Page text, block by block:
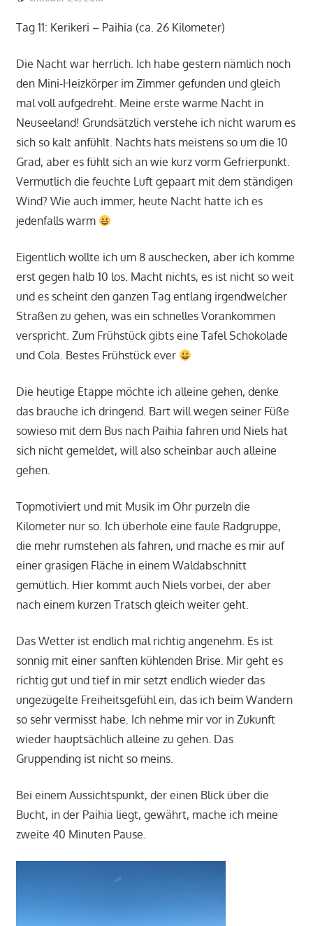
Tag 11: Kerikeri – Paihia (ca. 26 Kilometer)
Die Nacht war herrlich. Ich habe gestern nämlich noch
den Mini-Heizkörper im Zimmer gefunden und gleich
mal voll aufgedreht. Meine erste warme Nacht in
Neuseeland! Grundsätzlich verstehe ich nicht warum es
sich so kalt anfühlt. Nachts hats meistens so um die 10
Grad, aber es fühlt sich an wie kurz vorm Gefrierpunkt.
Vermutlich die feuchte Luft gepaart mit dem ständigen
Wind? Wie auch immer, heute Nacht hatte ich es
jedenfalls warm
Eigentlich wollte ich um 8 auschecken, aber ich komme
erst gegen halb 10 los. Macht nichts, es ist nicht so weit
und es scheint den ganzen Tag entlang irgendwelcher
Straßen zu gehen, was ein schnelles Vorankommen
verspricht. Zum Frühstück gibts eine Tafel Schokolade
und Cola. Bestes Frühstück ever
Die heutige Etappe möchte ich alleine gehen, denke
das brauche ich dringend. Bart will wegen seiner Füße
sowieso mit dem Bus nach Paihia fahren und Niels hat
sich nicht gemeldet, will also scheinbar auch alleine
gehen.
Topmotiviert und mit Musik im Ohr purzeln die
Kilometer nur so. Ich überhole eine faule Radgruppe,
die mehr rumstehen als fahren, und mache es mir auf
einer grasigen Fläche in einem Waldabschnitt
gemütlich. Hier kommt auch Niels vorbei, der aber
nach einem kurzen Tratsch gleich weiter geht.
Das Wetter ist endlich mal richtig angenehm. Es ist
sonnig mit einer sanften kühlenden Brise. Mir geht es
richtig gut und tief in mir setzt endlich wieder das
ungezügelte Freiheitsgefühl ein, das ich beim Wandern
so sehr vermisst habe. Ich nehme mir vor in Zukunft
wieder hauptsächlich alleine zu gehen. Das
Gruppending ist nicht so meins.
Bei einem Aussichtspunkt, der einen Blick über die
Bucht, in der Paihia liegt, gewährt, mache ich meine
zweite 40 Minuten Pause.